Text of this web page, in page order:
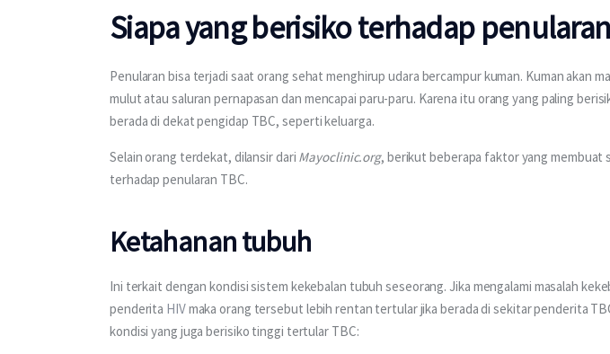
Siapa yang berisiko terhadap
Penularan bisa terjadi saat orang sehat menghirup udara bercampur kuman. Kuman akan
mulut atau saluran pernapasan dan mencapai paru-paru. Karena itu orang yang paling
berada di dekat pengidap TBC, seperti keluarga.
Selain orang terdekat, dilansir dari Mayoclinic.org, berikut beberapa faktor yang membuat
terhadap penularan TBC.
Ketahanan tubuh
Ini terkait dengan kondisi sistem kekebalan tubuh seseorang. Jika mengalami masalah
penderita HIV maka orang tersebut lebih rentan tertular jika berada di sekitar penderita
kondisi yang juga berisiko tinggi tertular TBC: